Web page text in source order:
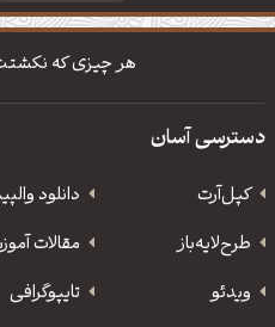
دانلود والپیپر مذهبی
هر چیزی که
دسترسی آسان
کپل‌آرت دانلود‌
طرح‌لایه‌باز
مقالات
ویدئو
‌تایپوگرافی